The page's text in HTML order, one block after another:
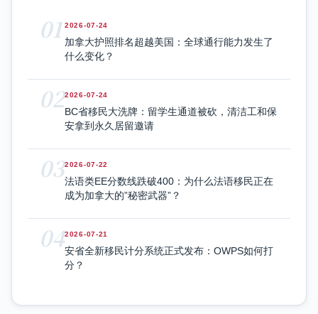
01 2026-07-24
加拿大护照排名超越美国：全球通行能力发生了
什么变化？
022026-07-24
BC省移民大洗牌：留学生通道被砍，清洁工和保
安拿到永久居留邀请
032026-07-22
法语类EE分数线跌破400：为什么法语移民正在
成为加拿大的”秘密武器”？
042026-07-21
安省全新移民计分系统正式发布：OWPS如何打
分？